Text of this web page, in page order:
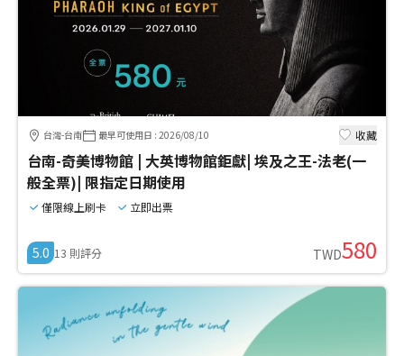
台灣-台南 最早可使用日 : 2026/08/10 收藏
台南-奇美博物館 | 大英博物館鉅獻| 埃及之王-法老(一
般全票)| 限指定日期使用
僅限線上刷卡 立即出票
5.0 13 則評分 TWD580